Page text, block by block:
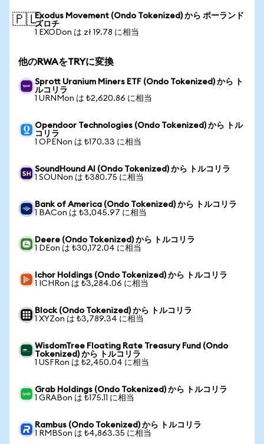
🇵🇱Exodus Movement (Ondo Tokenized) から ポーランド
ズロチ
1 EXODon は zł 19.78 に相当
他のRWAをTRYに変換
Sprott Uranium Miners ETF (Ondo Tokenized) から ト
ルコリラ
1 URNMon は ₺2,620.86 に相当
Opendoor Technologies (Ondo Tokenized) から トル
コリラ
1 OPENon は ₺170.33 に相当
SoundHound AI (Ondo Tokenized) から トルコリラ
1 SOUNon は ₺380.75 に相当
Bank of America (Ondo Tokenized) から トルコリラ
1 BACon は ₺3,045.97 に相当
Deere (Ondo Tokenized) から トルコリラ
1 DEon は ₺30,172.04 に相当
Ichor Holdings (Ondo Tokenized) から トルコリラ
1 ICHRon は ₺3,284.06 に相当
Block (Ondo Tokenized) から トルコリラ
1 XYZon は ₺3,789.34 に相当
WisdomTree Floating Rate Treasury Fund (Ondo
Tokenized) から トルコリラ
1 USFRon は ₺2,450.04 に相当
Grab Holdings (Ondo Tokenized) から トルコリラ
1 GRABon は ₺175.11 に相当
Rambus (Ondo Tokenized) から トルコリラ
1 RMBSon は ₺4,863.35 に相当